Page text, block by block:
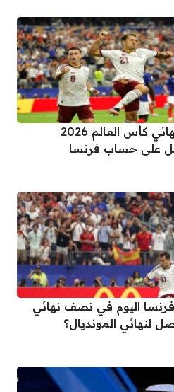
موعد مباراة إسبانيا في نهائي كأس العالم 2026
على حساب فرنسا
فرنسا اليوم في نصف نهائي